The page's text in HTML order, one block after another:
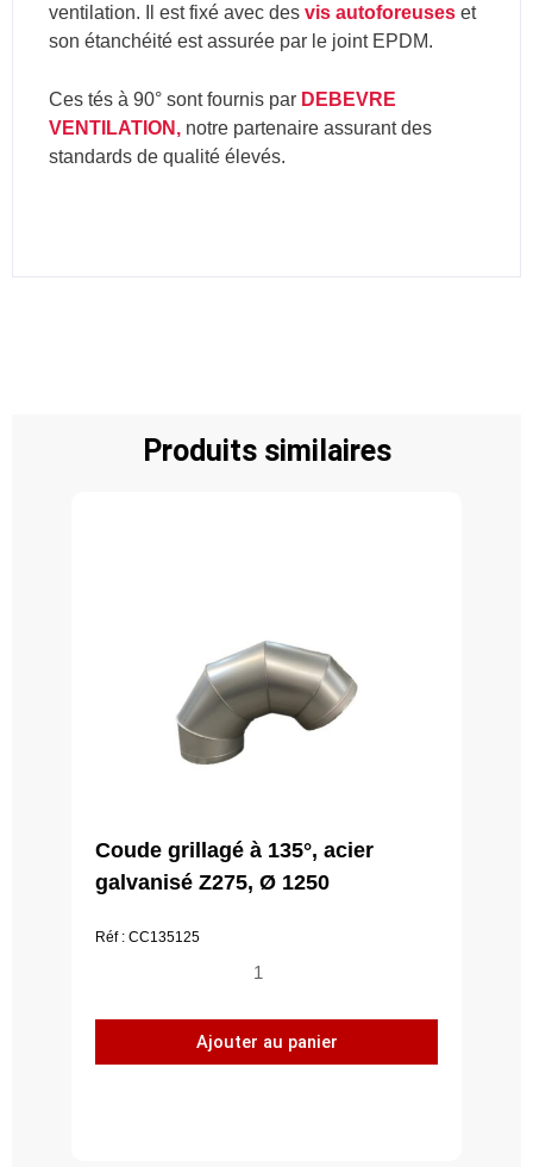
ventilation. Il est fixé avec des vis autoforeuses et
son étanchéité est assurée par le joint EPDM.
Ces tés à 90° sont fournis par DEBEVRE
VENTILATION, notre partenaire assurant des
standards de qualité élevés.
Produits similaires
Coude grillagé à 135°, acier
galvanisé Z275, Ø 1250
Réf : CC135125
quantité
Coude
grillagé
Ajouter au panier